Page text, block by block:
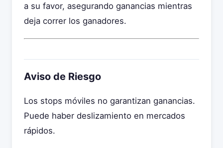
a su favor, asegurando ganancias mientras
deja correr los ganadores.
Aviso de Riesgo
Los stops móviles no garantizan ganancias.
Puede haber deslizamiento en mercados
rápidos.